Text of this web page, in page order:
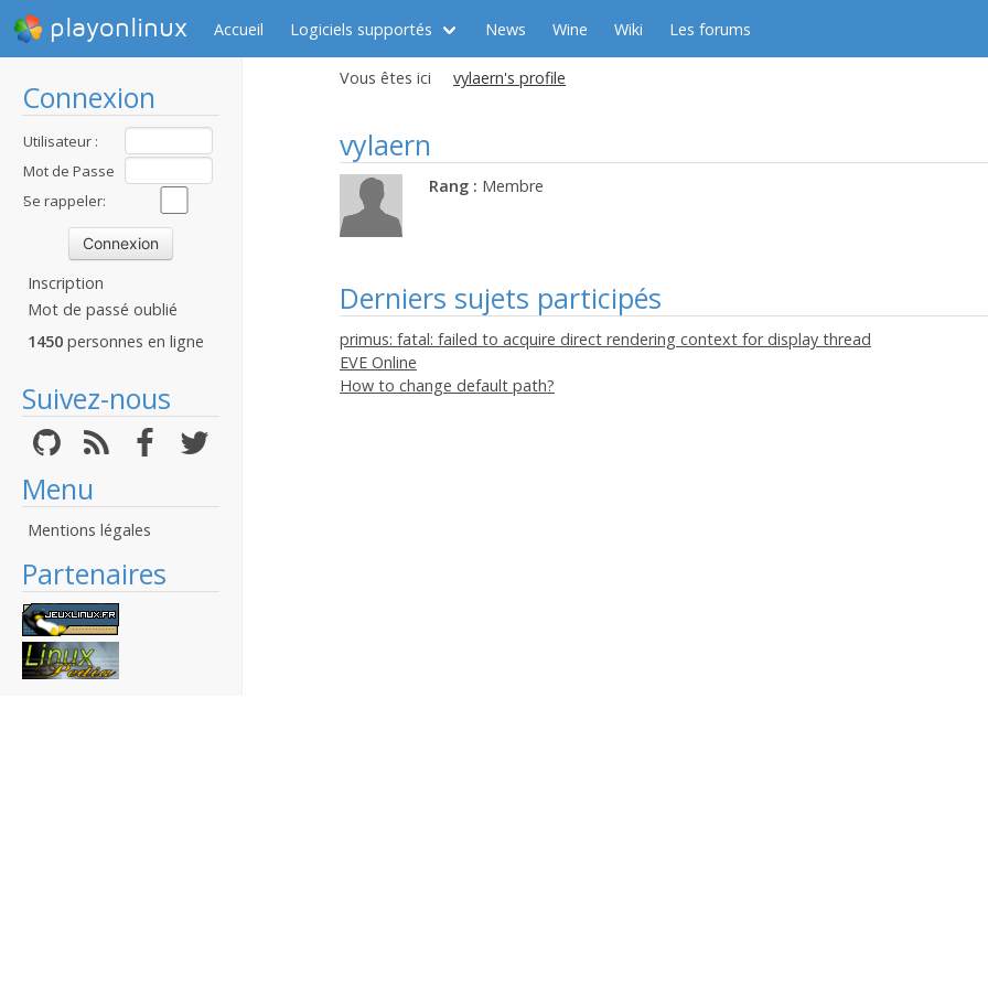
playonlinux Accueil Logiciels supportés News Wine Wiki Les forums
Connexion
Utilisateur :
Mot de Passe
:Se rappeler:
Inscription
Mot de passé oublié
1450 personnes en ligne
Suivez-nous
Menu
Mentions légales
Partenaires
Vous êtes ici vylaern's profile
vylaern
Rang : Membre
Derniers sujets participés
primus: fatal: failed to acquire direct rendering context for display thread
EVE Online
How to change default path?